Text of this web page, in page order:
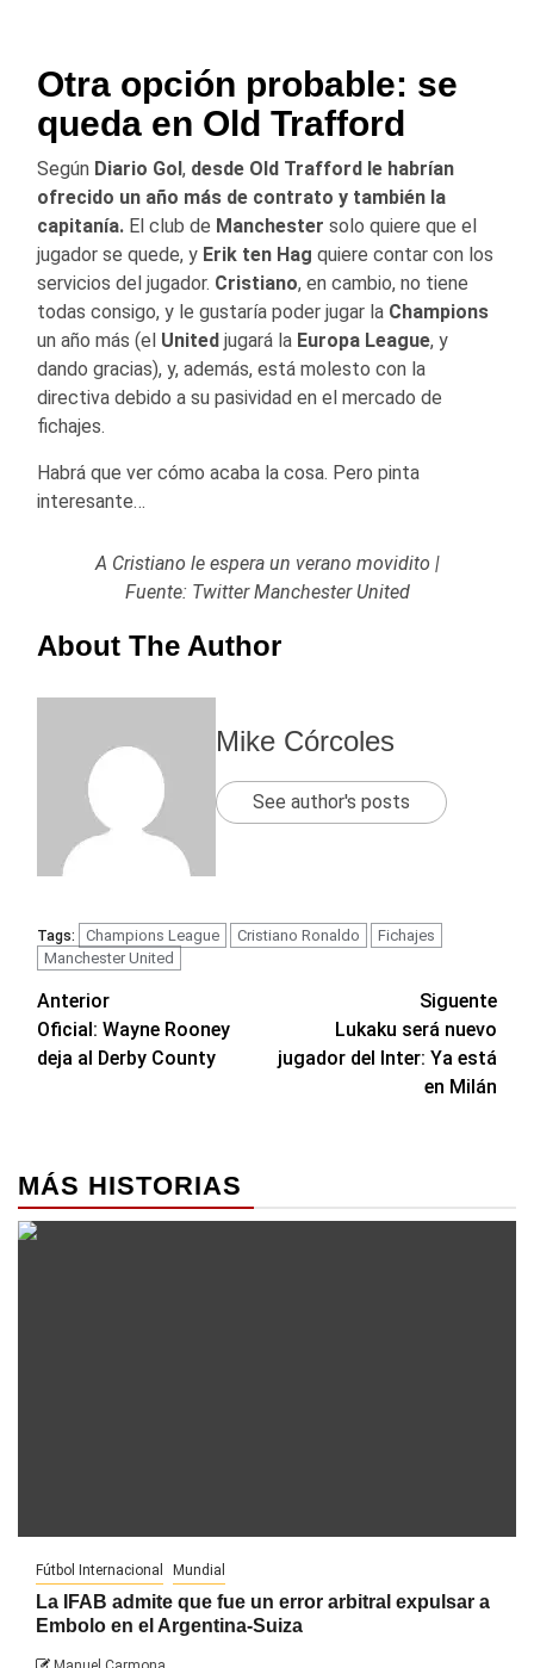
Otra opción probable: se
queda en Old Trafford
Según Diario Gol, desde Old Trafford le habrían
ofrecido un año más de contrato y también la
capitanía. El club de Manchester solo quiere que el
jugador se quede, y Erik ten Hag quiere contar con los
servicios del jugador. Cristiano, en cambio, no tiene
todas consigo, y le gustaría poder jugar la Champions
un año más (el United jugará la Europa League, y
dando gracias), y, además, está molesto con la
directiva debido a su pasividad en el mercado de
fichajes.
Habrá que ver cómo acaba la cosa. Pero pinta
interesante…
A Cristiano le espera un verano movidito |
Fuente: Twitter Manchester United
About The Author
Mike Córcoles
See author's posts
Tags: Champions League Cristiano Ronaldo
Fichajes
Manchester United
Navegación
de
Anterior
Oficial: Wayne Rooney
deja al Derby County
Siguente
Lukaku será nuevo
jugador del Inter: Ya está
en Milán
MÁS HISTORIAS
Fútbol Internacional Mundial
La IFAB admite que fue un error arbitral expulsar a
Embolo en el Argentina-Suiza